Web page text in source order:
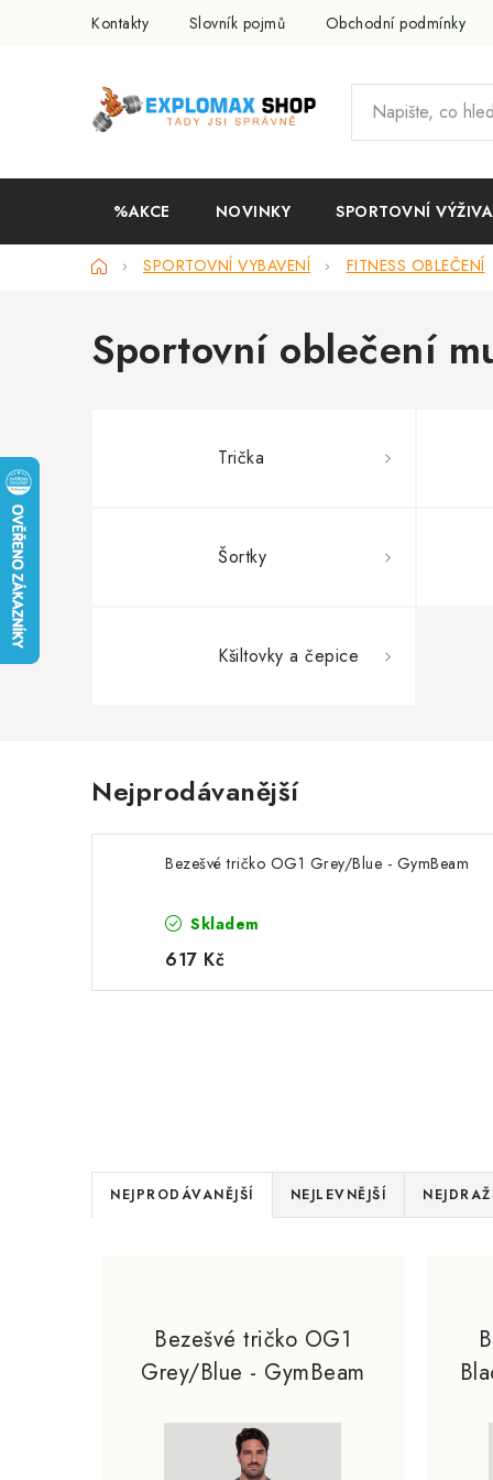
Kontakty Slovník pojmů Obchodní podmínky
%AKCE NOVINKY SPORTOVNÍ VÝŽIVA
DomůSPORTOVNÍ VYBAVENÍ FITNESS OBLEČENÍ
Sportovní oblečení
Trička
Šortky
Kšiltovky a čepice
Nejprodávanější
Bezešvé tričko OG1 Grey/Blue - GymBeam
Skladem
617 Kč
Ř
a
NEJPRODÁVANĚJŠÍ NEJLEVNĚJŠÍ
Bezešvé tričko OG1
Grey/Blue - GymBeam